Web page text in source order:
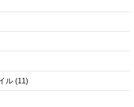
ル (11)